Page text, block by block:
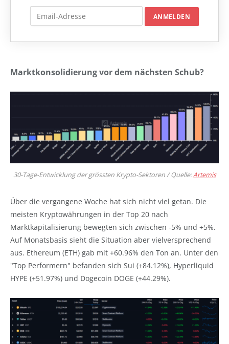
Marktkonsolidierung vor dem nächsten Schub?
30-Tage-Entwicklung der grössten Krypto-Sektoren / Quelle:Artemis
Über die vergangene Woche hat sich nicht viel getan. Die
meisten Kryptowährungen in der Top 20 nach
Marktkapitalisierung bewegten sich zwischen -5% und +5%.
Auf Monatsbasis sieht die Situation aber vielversprechend
aus. Ethereum (ETH) gab mit +60.96% den Ton an. Unter den
"Top Performern" befanden sich Sui (+84.12%), Hyperliquid
HYPE (+51.97%) und Dogecoin DOGE (+44.29%).